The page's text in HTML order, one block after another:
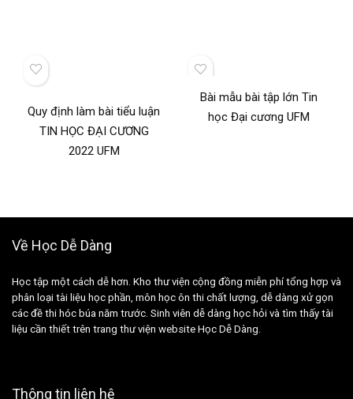
Quy định làm bài tiểu luận
TIN HỌC ĐẠI CƯƠNG
2022 UFM
Bài mẫu bài tập lớn Tin
học Đại cương UFM
Về Học Dễ Dàng
Học tập một cách dễ hơn. Kho thư viện cộng đồng miễn phí tổng hợp và
phân loại tài liệu học phần, môn học ôn thi chất lượng, dễ dàng xử gọn
các đề thi hóc búa năm trước. Sinh viên dễ dàng học hỏi và tìm thấy tài
liệu cần thiết trên trang thư viện website Học Dễ Dàng.
Thông tin liên hệ